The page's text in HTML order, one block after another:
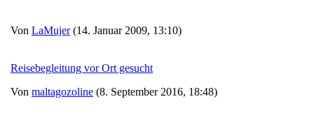
Von LaMujer(14. Januar 2009, 13:10)
Reisebegleitung vor Ort gesucht
Von maltagozoline (8. September 2016, 18:48)